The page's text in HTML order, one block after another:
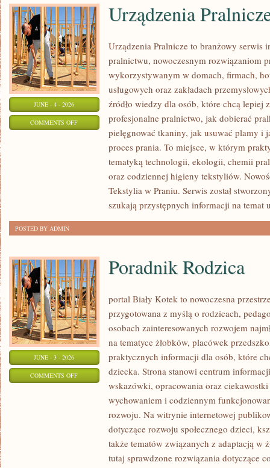
JUNE - 4 - 2026
COMMENTS OFFON
URZĄDZENIA
PRALNICZE
Urządzenia
Urządzenia Pralnicze to branżowy serwis
pralnictwu, nowoczesnym rozwiązaniom
wykorzystywanym w domach, firmach,
usługowych oraz zakładach
źródło wiedzy dla osób, które chcą lepiej
profesjonalne pralnictwo, jak dobierać
pielęgnować tkaniny, jak usuwać plamy i
proces prania. To miejsce, w którym
tematyką technologii, ekologii, chemii
oraz codziennej higieny tekstyliów.
Tekstylia w Praniu. Serwis został
szukają przystępnych informacji na temat
POSTED BY ADMIN
JUNE - 3 - 2026
COMMENTS OFFON
Poradnik Rodzica
portal Biały Kotek to nowoczesna
przygotowana z myślą o rodzicach,
osobach zainteresowanych rozwojem
na tematyce żłobków, placówek
praktycznych informacji dla osób, które
dziecka. Strona stanowi centrum
wskazówki, opracowania oraz
wychowaniem i codziennym
rozwoju. Na witrynie internetowej
dotyczące rozwoju społecznego dzieci,
także tematów związanych z adaptacją w
tutaj sprawdzone rozwiązania dotyczące